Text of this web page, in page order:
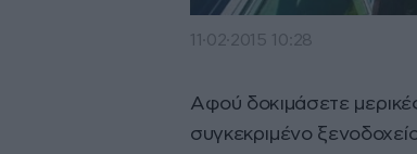
11·02·2015 10:28
Αφού δοκιμάσετε
συγκεκριμένο